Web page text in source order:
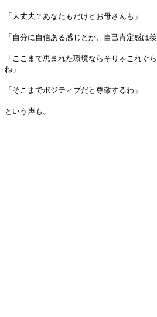
「大丈夫？あなたもだけどお母さんも」
「自分に自信ある感じとか、自己肯定感は
「ここまで恵まれた環境ならそりゃこれぐ
ね」
「そこまでポジティブだと尊敬するわ」
という声も。